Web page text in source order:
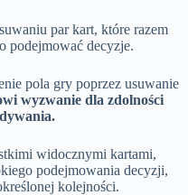
par kart, które razem
podejmować decyzje.
pola gry poprzez usuwanie
wyzwanie dla zdolności
widocznymi kartami,
podejmowania decyzji,
kolejności.